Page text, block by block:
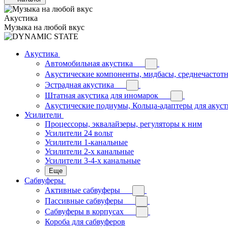
Акустика
Музыка на любой вкус
Акустика
Автомобильная акустика
Акустические компоненты, мидбасы,
Эстрадная акустика
Штатная акустика для иномарок
Акустические подиумы, Кольца-адаптеры для
Усилители
Процессоры, эквалайзеры, регуляторы к ним
Усилители 24 вольт
Усилители 1-канальные
Усилители 2-х канальные
Усилители 3-4-х канальные
Еще
Сабвуферы
Активные сабвуферы
Пассивные сабвуферы
Сабвуферы в корпусах
Короба для сабвуферов